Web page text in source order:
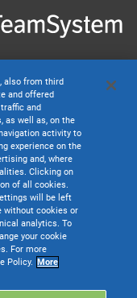
all’attività di direzione e
Soc. € 24.000.000 I.v. -
e Amministrativa: Via
i diritti riservati
Payments s.r.l.
di TeamSystem
10N01, Milano - 20124
di Godego (TV)
di cui all'art. 1, comma
TUB.
05/2020.
di Pagamento: 99
36816 (Codice ABI)
also from third
and offered
and
as well as, on the
activity to
experience on the
and, where
Clicking on
of all cookies.
will be left
without cookies or
analytics. To
your cookie
For more
Policy. More